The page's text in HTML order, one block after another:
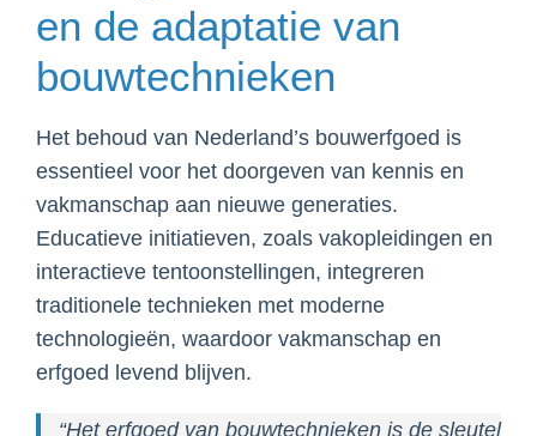
en de adaptatie van
bouwtechnieken
Het behoud van Nederland’s bouwerfgoed is
essentieel voor het doorgeven van kennis en
vakmanschap aan nieuwe generaties.
Educatieve initiatieven, zoals vakopleidingen en
interactieve tentoonstellingen, integreren
traditionele technieken met moderne
technologieën, waardoor vakmanschap en
erfgoed levend blijven.
“Het erfgoed van bouwtechnieken is de sleutel